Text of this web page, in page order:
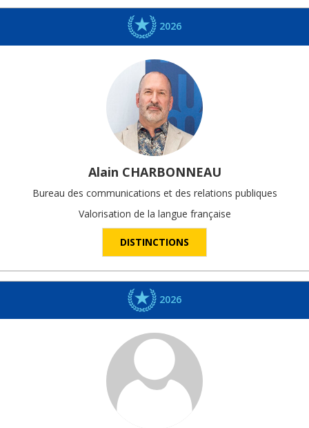
2026
Alain CHARBONNEAU
Bureau des communications et des relations publiques
Valorisation de la langue française
DISTINCTIONS
2026